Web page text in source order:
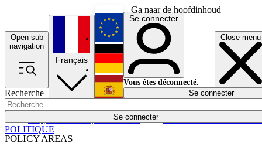
Ga naar de hoofdinhoud
Open sub
navigation
Close menu
Recherche
Se connecter
POLICY AREAS
Économie
Français
English
Deutsch
Español
Se connecter
Vous êtes déconnecté.
Se connecter
POLITIQUE